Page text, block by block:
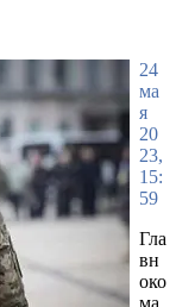
24
ма
я
20
23,
15:
59
Гла
вн
око
ма